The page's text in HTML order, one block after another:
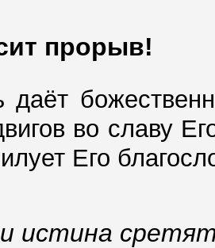
прорыв!
даёт
во славу
Его
истина